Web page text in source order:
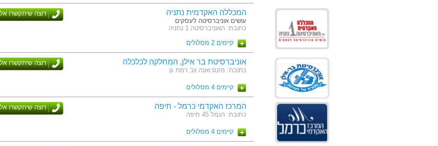
המכללה האקדמית נתניה
עושים אוניברסיטה לעסקים
כתובת: האוניברסיטה 1 נתניה
רוצה שיתקשרו
קיימים 2 מסלולים
אוניברסיטת בר אילן, המחלקה לכלכלה
כתובת: מקס ואנה ווב רמת גן
רוצה שיתקשרו
קיימים 4 מסלולים
המרכז האקדמי כרמל - חיפה
כתובת: הנמל 45 חיפה
רוצה שיתקשרו
קיימים 4 מסלולים